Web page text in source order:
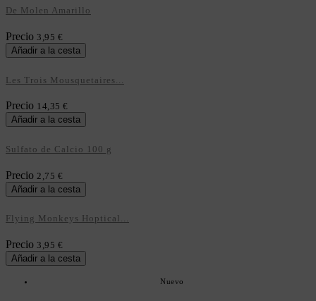
De Molen Amarillo
Precio 3,95 €
Añadir a la cesta
Les Trois Mousquetaires...
Precio 14,35 €
Añadir a la cesta
Sulfato de Calcio 100 g
Precio 2,75 €
Añadir a la cesta
Flying Monkeys Hoptical...
Precio 3,95 €
Añadir a la cesta
Nuevo